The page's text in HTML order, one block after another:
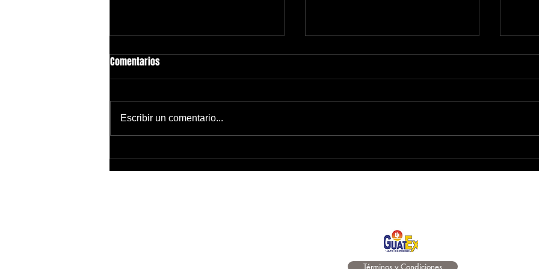
AMAZON PRIME: APROVECHA LOS
MAYORES DESCUENTOS Y LAS
Comentarios
Escribir un comentario...